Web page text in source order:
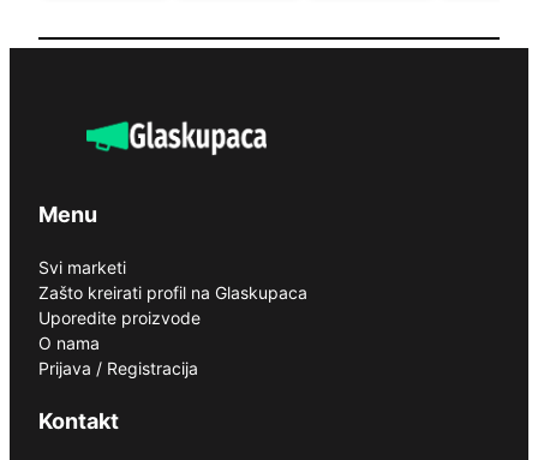
Menu
Svi marketi
Zašto kreirati profil na Glaskupaca
Uporedite proizvode
O nama
Prijava / Registracija
Kontakt